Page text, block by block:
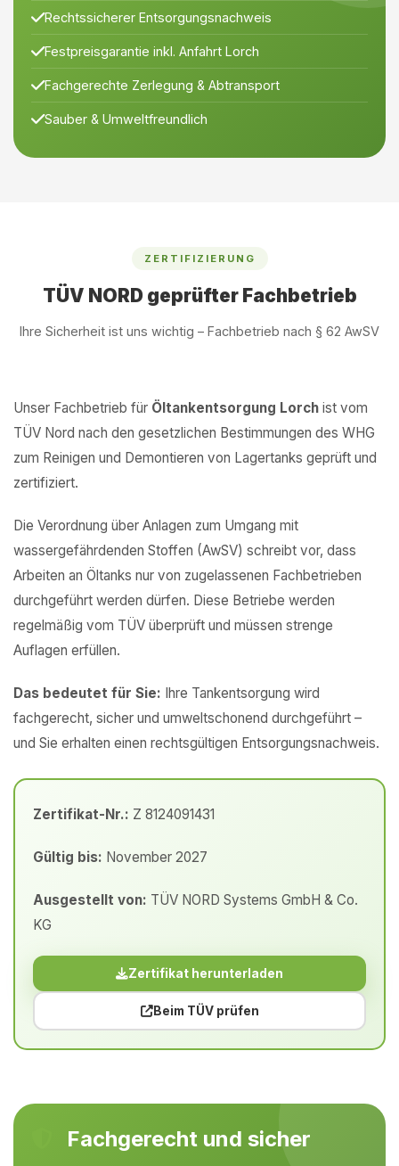
Rechtssicherer Entsorgungsnachweis
Festpreisgarantie inkl. Anfahrt Lorch
Fachgerechte Zerlegung & Abtransport
Sauber & Umweltfreundlich
ZERTIFIZIERUNG
TÜV NORD geprüfter Fachbetrieb
Ihre Sicherheit ist uns wichtig – Fachbetrieb nach § 62 AwSV
Unser Fachbetrieb für Öltankentsorgung Lorch ist vom
TÜV Nord nach den gesetzlichen Bestimmungen des WHG
zum Reinigen und Demontieren von Lagertanks geprüft und
zertifiziert.
Die Verordnung über Anlagen zum Umgang mit
wassergefährdenden Stoffen (AwSV) schreibt vor, dass
Arbeiten an Öltanks nur von zugelassenen Fachbetrieben
durchgeführt werden dürfen. Diese Betriebe werden
regelmäßig vom TÜV überprüft und müssen strenge
Auflagen erfüllen.
Das bedeutet für Sie: Ihre Tankentsorgung wird
fachgerecht, sicher und umweltschonend durchgeführt –
und Sie erhalten einen rechtsgültigen Entsorgungsnachweis.
Zertifikat-Nr.: Z 8124091431
Gültig bis: November 2027
Ausgestellt von: TÜV NORD Systems GmbH & Co.
KG
Zertifikat herunterladen
Beim TÜV prüfen
Fachgerecht und sicher